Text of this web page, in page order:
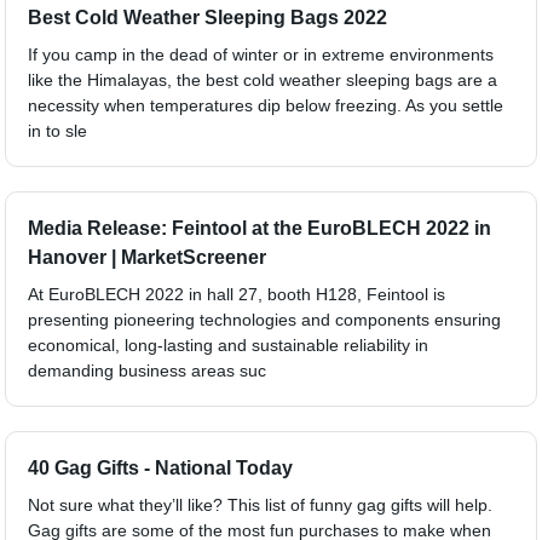
Best Cold Weather Sleeping Bags 2022
If you camp in the dead of winter or in extreme environments
like the Himalayas, the best cold weather sleeping bags are a
necessity when temperatures dip below freezing. As you settle
in to sle
Media Release: Feintool at the EuroBLECH 2022 in
Hanover | MarketScreener
At EuroBLECH 2022 in hall 27, booth H128, Feintool is
presenting pioneering technologies and components ensuring
economical, long-lasting and sustainable reliability in
demanding business areas suc
40 Gag Gifts - National Today
Not sure what they’ll like? This list of funny gag gifts will help.
Gag gifts are some of the most fun purchases to make when